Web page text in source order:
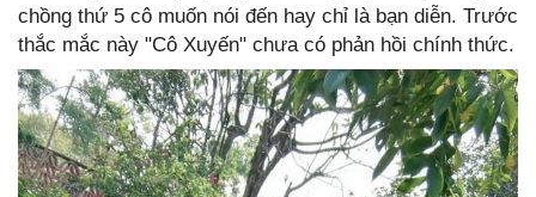
chồng thứ 5 cô muốn nói đến hay chỉ là bạn diễn. Trước
thắc mắc này "Cô Xuyến" chưa có phản hồi chính thức.